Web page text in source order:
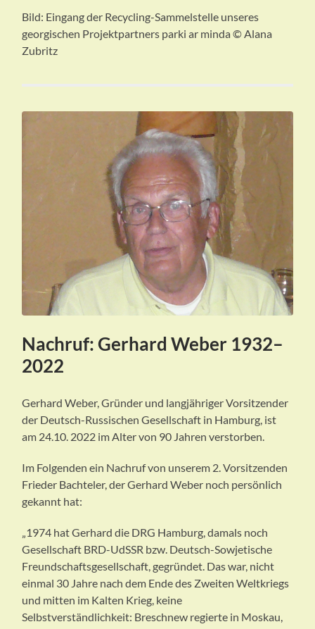
Bild: Eingang der Recycling-Sammelstelle unseres
georgischen Projektpartners parki ar minda © Alana
Zubritz
Nachruf: Gerhard Weber 1932–
2022
Gerhard Weber, Gründer und langjähriger Vorsitzender
der Deutsch-Russischen Gesellschaft in Hamburg, ist
am 24.10. 2022 im Alter von 90 Jahren verstorben.
Im Folgenden ein Nachruf von unserem 2. Vorsitzenden
Frieder Bachteler, der Gerhard Weber noch persönlich
gekannt hat:
„1974 hat Gerhard die DRG Hamburg, damals noch
Gesellschaft BRD-UdSSR bzw. Deutsch-Sowjetische
Freundschaftsgesellschaft, gegründet. Das war, nicht
einmal 30 Jahre nach dem Ende des Zweiten Weltkriegs
und mitten im Kalten Krieg, keine
Selbstverständlichkeit: Breschnew regierte in Moskau,